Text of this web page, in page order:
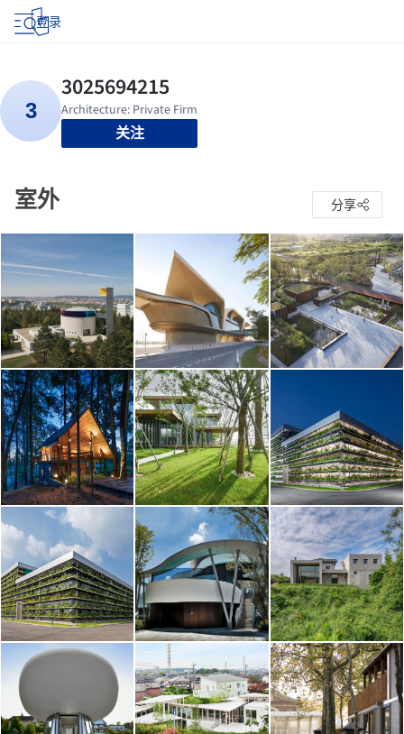
登录
关注
室外 分享